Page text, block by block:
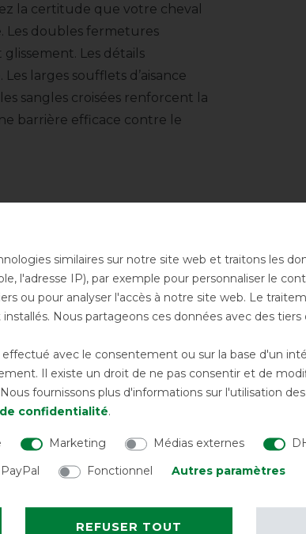
la certitude que votre cheval
Les doubles fermetures
Les détails
larges soufflets d’aisance
sangles croisées renforcent la
barrière efficace contre le
0 g
poitrail – Couvertures
similaires sur notre site web et traitons les
l'adresse IP), par exemple pour personnaliser le
ou pour analyser l'accès à notre site web. Le
Nous partageons ces données avec des
avec le consentement ou sur la base d'un
Il existe un droit de ne pas consentir et de
fournissons plus d'informations sur l'utilisation
confidentialité.
Marketing Médias externes
PayPal
Fonctionnel Autres paramètres
REFUSER TOUT